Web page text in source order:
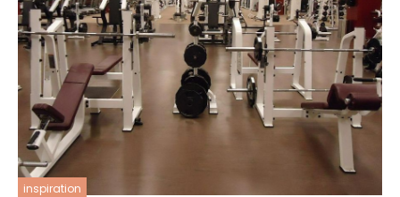
inspiration